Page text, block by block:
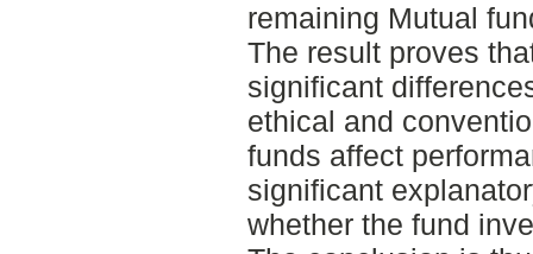
remaining Mutual
The result proves
significant
ethical and
funds affect
significant
whether the fund